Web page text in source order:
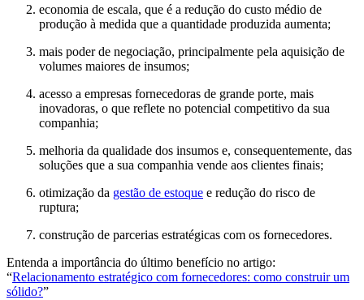
economia de escala, que é a redução do custo médio de
produção à medida que a quantidade produzida aumenta;
mais poder de negociação, principalmente pela aquisição de
volumes maiores de insumos;
acesso a empresas fornecedoras de grande porte, mais
inovadoras, o que reflete no potencial competitivo da sua
companhia;
melhoria da qualidade dos insumos e, consequentemente, das
soluções que a sua companhia vende aos clientes finais;
otimização da gestão de estoque e redução do risco de
ruptura;
construção de parcerias estratégicas com os fornecedores.
Entenda a importância do último benefício no artigo:
“Relacionamento estratégico com fornecedores: como construir um
sólido?”